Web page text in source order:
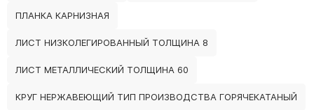
ПЛАНКА КАРНИЗНАЯ
ЛИСТ НИЗКОЛЕГИРОВАННЫЙ ТОЛЩИНА 8
ЛИСТ МЕТАЛЛИЧЕСКИЙ ТОЛЩИНА 60
КРУГ НЕРЖАВЕЮЩИЙ ТИП ПРОИЗВОДСТВА ГОРЯЧЕКАТАНЫЙ